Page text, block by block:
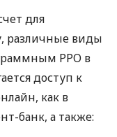
для
различные виды
РРО в
доступ к
как в
банк, а также: